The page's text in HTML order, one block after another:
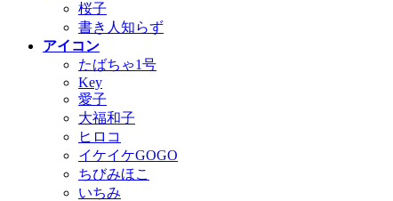
桜子
書き人知らず
アイコン
たばちゃ1号
Key
愛子
大福和子
ヒロコ
イケイケGOGO
ちびみほこ
いちみ